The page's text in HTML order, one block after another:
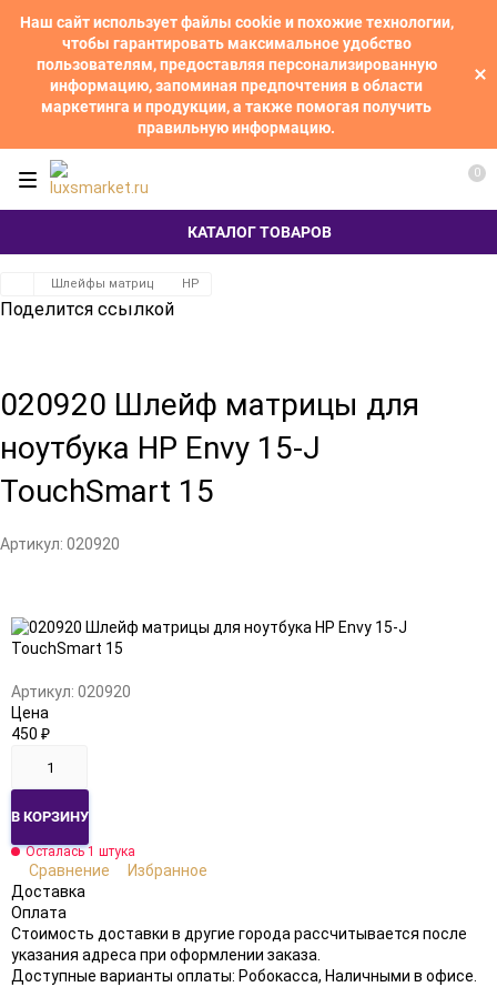
Наш сайт использует файлы cookie и похожие технологии,
чтобы гарантировать максимальное удобство
пользователям, предоставляя персонализированную
информацию, запоминая предпочтения в области
маркетинга и продукции, а также помогая получить
правильную информацию.
КАТАЛОГ ТОВАРОВ
0
Шлейфы матриц HP
Поделится ссылкой
020920 Шлейф матрицы для
ноутбука HP Envy 15-J
TouchSmart 15
Артикул: 020920
в
избранное
к
сравнению
Артикул: 020920
Цена
450 ₽
В КОРЗИНУ
Осталась 1 штука
Сравнение
Избранное
Доставка
Оплата
Стоимость доставки в другие города рассчитывается после
указания адреса при оформлении заказа.
Доступные варианты оплаты: Робокасса, Наличными в офисе.